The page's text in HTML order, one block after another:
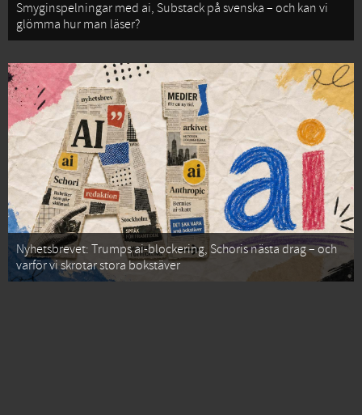
Smyginspelningar med ai, Substack på svenska – och kan vi
glömma hur man läser?
Nyhetsbrevet: Trumps ai-blockering, Schoris nästa drag – och
varför vi skrotar stora bokstäver